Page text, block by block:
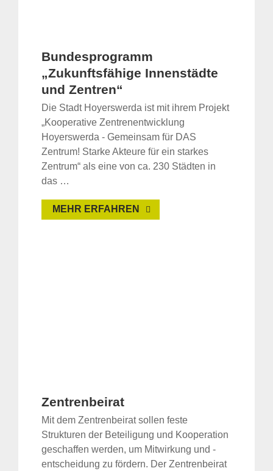
Bundesprogramm
„Zukunftsfähige Innenstädte
und Zentren“
Die Stadt Hoyerswerda ist mit ihrem Projekt
„Kooperative Zentrenentwicklung
Hoyerswerda - Gemeinsam für DAS
Zentrum! Starke Akteure für ein starkes
Zentrum“ als eine von ca. 230 Städten in
das …
MEHR ERFAHREN
Zentrenbeirat
Mit dem Zentrenbeirat sollen feste
Strukturen der Beteiligung und Kooperation
geschaffen werden, um Mitwirkung und -
entscheidung zu fördern. Der Zentrenbeirat